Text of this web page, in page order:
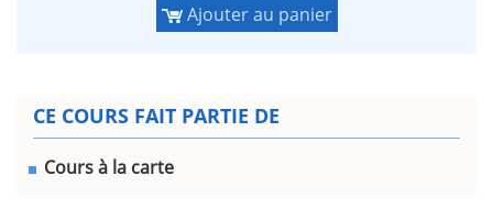
Ajouter au panier
CE COURS FAIT PARTIE DE
Cours à la carte